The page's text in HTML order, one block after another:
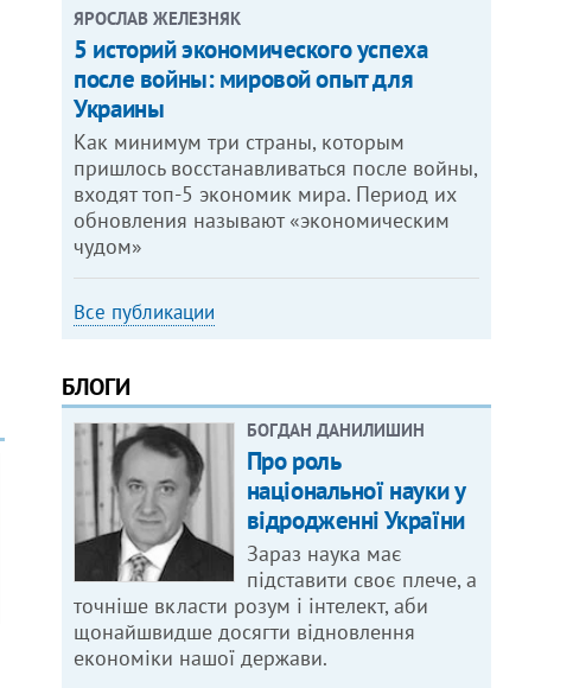
ЯРОСЛАВ ЖЕЛЕЗНЯК
5 историй экономического успеха
после войны: мировой опыт для
Украины
Как минимум три страны, которым
пришлось восстанавливаться после войны,
входят топ-5 экономик мира. Период их
обновления называют «экономическим
чудом»
Все публикации
БЛОГИ
БОГДАН ДАНИЛИШИН
Про роль
національної науки у
відродженні України
Зараз наука має
підставити своє плече, а
точніше вкласти розум і інтелект, аби
щонайшвидше досягти відновлення
економіки нашої держави.